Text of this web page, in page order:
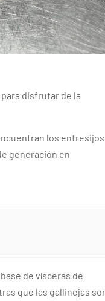
disfrutar de la
los entresijos
generación en
de vísceras de
que las gallinejas